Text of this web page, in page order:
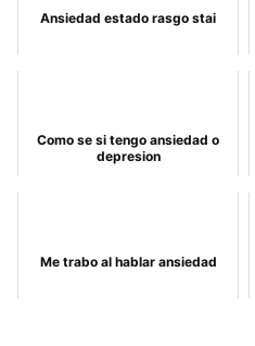
Ansiedad estado rasgo stai
Como se si tengo ansiedad o
depresion
Me trabo al hablar ansiedad